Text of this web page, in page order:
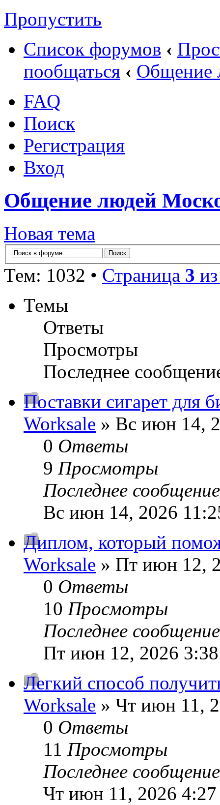
Пропустить
Список форумов ‹
пообщаться ‹ Общение
FAQ
Поиск
Регистрация
Вход
Общение людей
Новая тема
Тем: 1032 • Страница 3
Темы
Ответы
Просмотры
Последнее
Поставки сигарет для
Worksale » Вс июн 14,
0 Ответы
9 Просмотры
Последнее
Вс июн 14, 2026
Диплом, который
Worksale » Пт июн 12,
0 Ответы
10 Просмотры
Последнее
Пт июн 12, 2026
Легкий способ
Worksale » Чт июн 11,
0 Ответы
11 Просмотры
Последнее
Чт июн 11, 2026